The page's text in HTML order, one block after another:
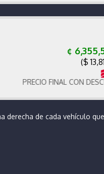
¢
($
PRECIO FINAL CON
derecha de cada vehículo que